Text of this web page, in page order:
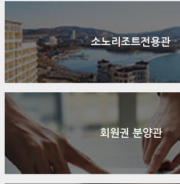
소노리조트전용관
회원권 분양관